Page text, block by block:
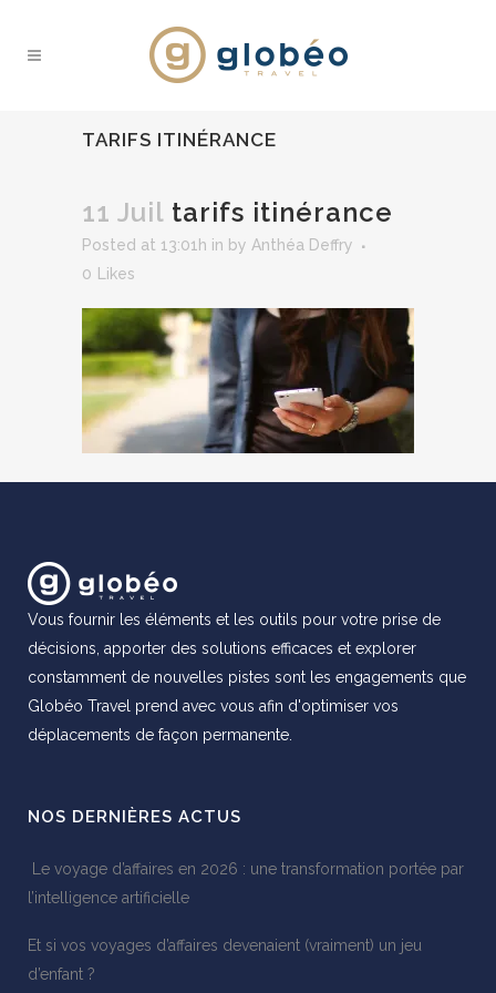
TARIFS ITINÉRANCE
11 Juil tarifs itinérance
Posted at 13:01h in by Anthéa Deffry
0
Likes
Vous fournir les éléments et les outils pour votre prise de
décisions, apporter des solutions efficaces et explorer
constamment de nouvelles pistes sont les engagements que
Globéo Travel prend avec vous afin d'optimiser vos
déplacements de façon permanente.
NOS DERNIÈRES ACTUS
Le voyage d’affaires en 2026 : une transformation portée par
l’intelligence artificielle
Et si vos voyages d’affaires devenaient (vraiment) un jeu
d’enfant ?